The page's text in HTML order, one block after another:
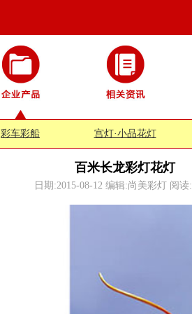
彩车彩船 宫灯·小品花灯
百米长龙彩灯花灯
日期:2015-08-12 编辑:尚美彩灯 阅读: